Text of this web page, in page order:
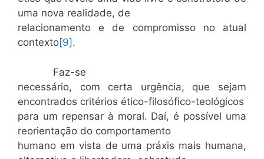
uma nova realidade, de
relacionamento e de compromisso no atual
contexto[9] .
Faz-se
necessário, com certa urgência, que sejam
encontrados critérios ético-filosófico-teológicos
para um repensar à moral. Daí, é possível uma
reorientação do comportamento
humano em vista de uma práxis mais humana,